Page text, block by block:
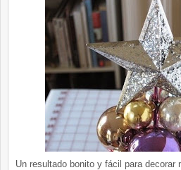
Un resultado bonito y fácil para decorar